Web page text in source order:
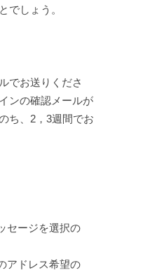
でしょう。
でお送りくださ
ンの確認メールが
ち、2，3週間でお
セージを選択の
アドレス希望の